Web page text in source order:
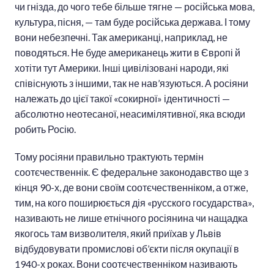
чи гнізда, до чого тебе більше тягне — російська мова,
культура, пісня, — там буде російська держава. І тому
вони небезпечні. Так американці, наприклад, не
поводяться. Не буде американець жити в Європі й
хотіти тут Америки. Інші цивілізовані народи, які
співіснують з іншими, так не нав’язуються. А росіяни
належать до цієї такої «сокирної» ідентичності —
абсолютно неотесаної, неасимілятивної, яка всюди
робить Росію.
Тому росіяни правильно трактують термін
соотєчественнік. Є федеральне законодавство ще з
кінця 90-х, де вони своїм соотєчественніком, а отже,
тим, на кого поширюється дія «русского государства»,
називають не лише етнічного росіянина чи нащадка
якогось там визволителя, який приїхав у Львів
відбудовувати промислові об’єкти після окупації в
1940-х роках. Вони соотєчественніком називають